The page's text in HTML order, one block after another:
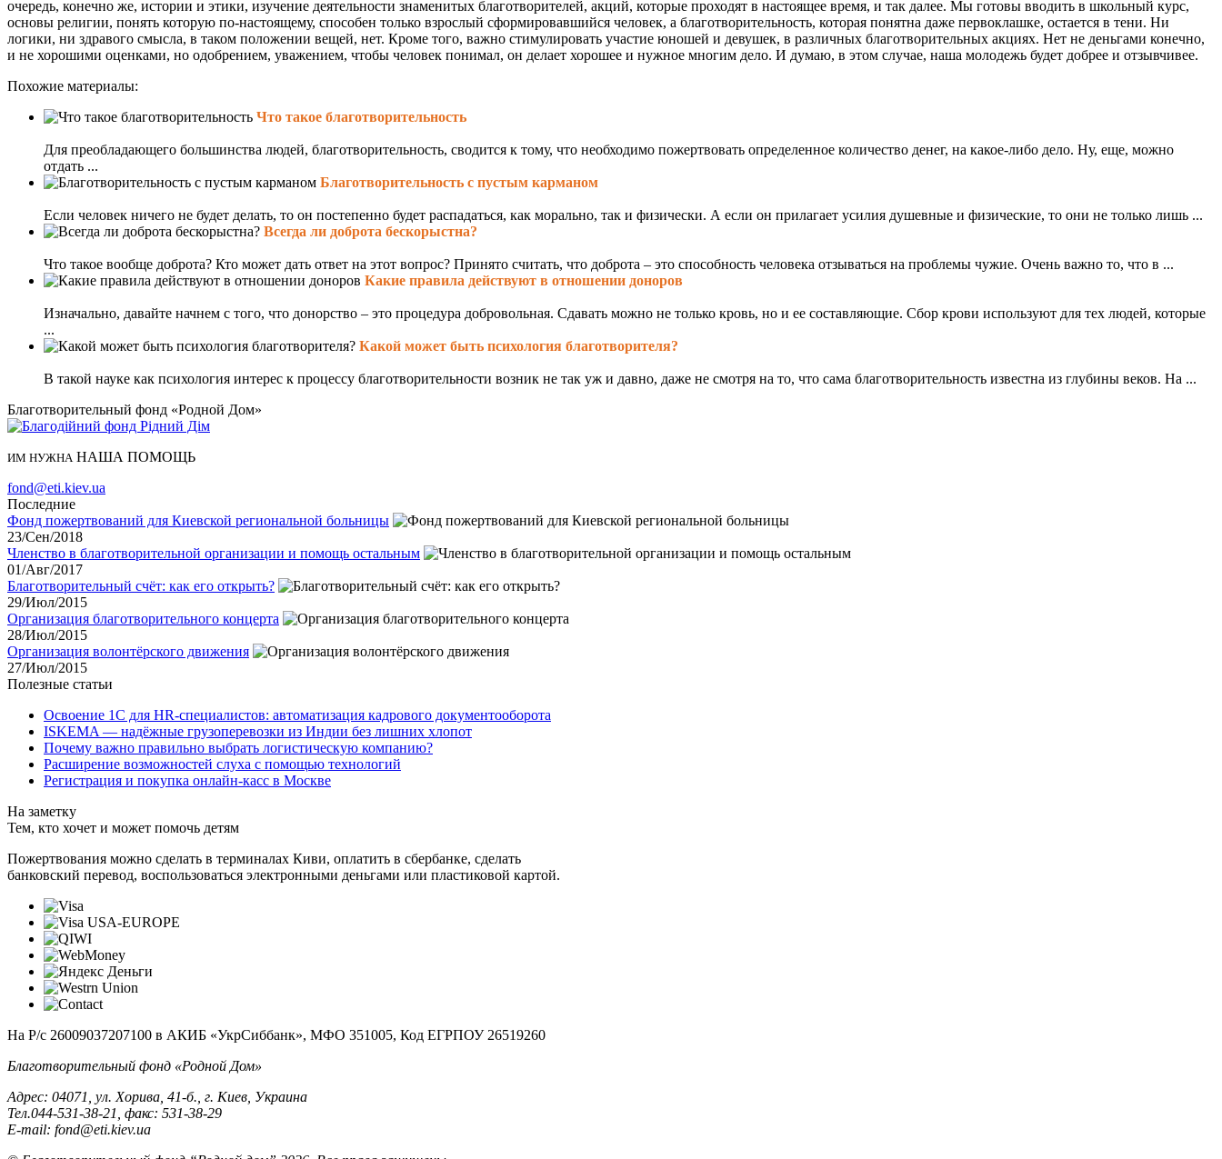
очередь, конечно же, истории и этики, изучение деятельности знаменитых благотворителей, акций, которые проходят в настоящее время, и так далее. Мы готовы вводить в школьный курс,
основы религии, понять которую по-настоящему, способен только взрослый сформировавшийся человек, а благотворительность, которая понятна даже первоклашке, остается в тени. Ни
логики, ни здравого смысла, в таком положении вещей, нет. Кроме того, важно стимулировать участие юношей и девушек, в различных благотворительных акциях. Нет не деньгами конечно,
и не хорошими оценками, но одобрением, уважением, чтобы человек понимал, он делает хорошее и нужное многим дело. И думаю, в этом случае, наша молодежь будет добрее и отзывчивее.
Похожие материалы:
Что такое благотворительность
Для преобладающего большинства людей, благотворительность, сводится к тому, что необходимо пожертвовать определенное количество денег, на какое-либо дело. Ну, еще, можно
отдать ...
Благотворительность с пустым карманом
Если человек ничего не будет делать, то он постепенно будет распадаться, как морально, так и физически. А если он прилагает усилия душевные и физические, то они не только лишь ...
Всегда ли доброта бескорыстна?
Что такое вообще доброта? Кто может дать ответ на этот вопрос? Принято считать, что доброта – это способность человека отзываться на проблемы чужие. Очень важно то, что в ...
Какие правила действуют в отношении доноров
Изначально, давайте начнем с того, что донорство – это процедура добровольная. Сдавать можно не только кровь, но и ее составляющие. Сбор крови используют для тех людей, которые
...
Какой может быть психология благотворителя?
В такой науке как психология интерес к процессу благотворительности возник не так уж и давно, даже не смотря на то, что сама благотворительность известна из глубины веков. На ...
Благотворительный фонд «Родной Дом»
ИМ НУЖНАНАША ПОМОЩЬ
fond@eti.kiev.ua
Последние
Фонд пожертвований для Киевской региональной больницы
23/Сен/2018
Членство в благотворительной организации и помощь остальным
01/Авг/2017
Благотворительный счёт: как его открыть?
29/Июл/2015
Организация благотворительного концерта
28/Июл/2015
Организация волонтёрского движения
27/Июл/2015
Полезные статьи
Освоение 1С для HR-специалистов: автоматизация кадрового документооборота
ISKEMA — надёжные грузоперевозки из Индии без лишних хлопот
Почему важно правильно выбрать логистическую компанию?
Расширение возможностей слуха с помощью технологий
Регистрация и покупка онлайн-касс в Москве
На заметку
Тем, кто хочет и может помочь детям
Пожертвования можно сделать в терминалах Киви, оплатить в сбербанке, сделать
банковский перевод, воспользоваться электронными деньгами или пластиковой картой.
На Р/c 26009037207100 в АКИБ «УкрСиббанк», МФО 351005, Код ЕГРПОУ 26519260
Благотворительный фонд «Родной Дом»
Адрес: 04071, ул. Хорива, 41-б., г. Киев, Украина
Тел.044-531-38-21, факс: 531-38-29
E-mail: fond@eti.kiev.ua